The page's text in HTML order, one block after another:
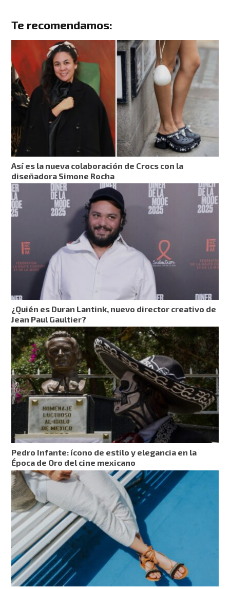
Te recomendamos:
Así es la nueva colaboración de Crocs con la
diseñadora Simone Rocha
¿Quién es Duran Lantink, nuevo director creativo de
Jean Paul Gaultier?
Pedro Infante: ícono de estilo y elegancia en la
Época de Oro del cine mexicano